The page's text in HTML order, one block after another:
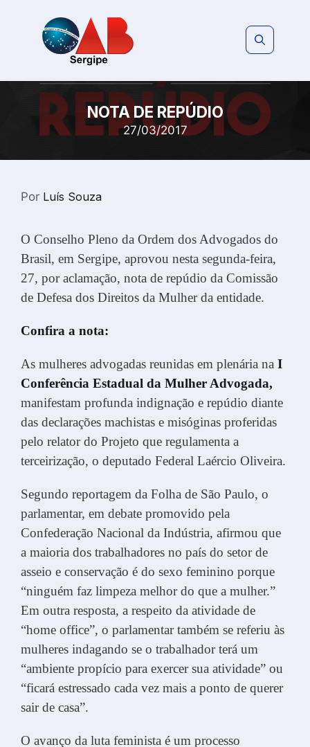
NOTA DE REPÚDIO
27/03/2017
Por Luís Souza
O Conselho Pleno da Ordem dos Advogados do
Brasil, em Sergipe, aprovou nesta segunda-feira,
27, por aclamação, nota de repúdio da Comissão
de Defesa dos Direitos da Mulher da entidade.
Confira a nota:
As mulheres advogadas reunidas em plenária na I
Conferência Estadual da Mulher Advogada,
manifestam profunda indignação e repúdio diante
das declarações machistas e misóginas proferidas
pelo relator do Projeto que regulamenta a
terceirização, o deputado Federal Laércio Oliveira.
Segundo reportagem da Folha de São Paulo, o
parlamentar, em debate promovido pela
Confederação Nacional da Indústria, afirmou que
a maioria dos trabalhadores no país do setor de
asseio e conservação é do sexo feminino porque
“ninguém faz limpeza melhor do que a mulher.”
Em outra resposta, a respeito da atividade de
“home office”, o parlamentar também se referiu às
mulheres indagando se o trabalhador terá um
“ambiente propício para exercer sua atividade” ou
“ficará estressado cada vez mais a ponto de querer
sair de casa”.
O avanço da luta feminista é um processo